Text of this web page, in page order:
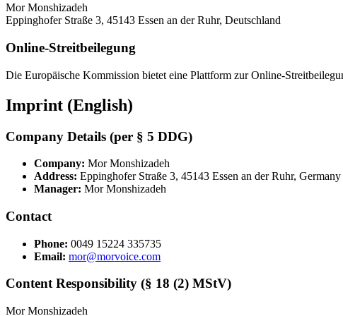
Mor Monshizadeh
Eppinghofer Straße 3, 45143 Essen an der Ruhr, Deutschland
Online-Streitbeilegung
Die Europäische Kommission bietet eine Plattform zur Online-
Imprint (English)
Company Details (per § 5 DDG)
Company: Mor Monshizadeh
Address: Eppinghofer Straße 3, 45143 Essen an der Ruhr, Germany
Manager: Mor Monshizadeh
Contact
Phone: 0049 15224 335735
Email: mor@morvoice.com
Content Responsibility (§ 18 (2) MStV)
Mor Monshizadeh